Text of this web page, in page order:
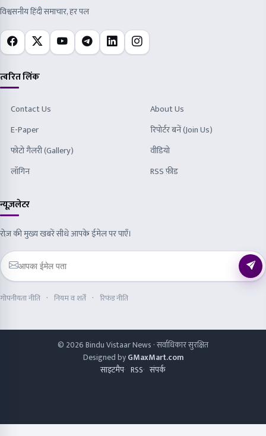
विश्वसनीय हिंदी समाचार, हर पल
त्वरित लिंक
Contact Us
About Us
E-Paper
रिपोर्टर बनें (Join Us)
फोटो गैलरी (Gallery)
वीडियो
लॉगिन
RSS फ़ीड
न्यूज़लेटर
रोज़ की मुख्य खबरें सीधे आपके ईमेल पर पाएँ।
गोपनीयता नीति नियम व शर्तें रिफंड नीति
© 2026 Bindu Vistaar News · सर्वाधिकार सुरक्षित
Designed byGMaxMart.com
साइटमैप RSS संपर्क